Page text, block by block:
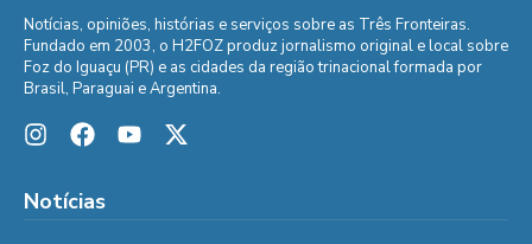
Notícias, opiniões, histórias e serviços sobre as Três Fronteiras.
Fundado em 2003, o H2FOZ produz jornalismo original e local sobre
Foz do Iguaçu (PR) e as cidades da região trinacional formada por
Brasil, Paraguai e Argentina.
Notícias